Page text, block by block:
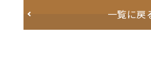
一覧に戻